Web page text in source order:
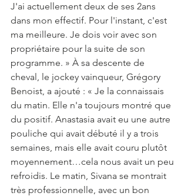
J'ai actuellement deux de ses 2ans
dans mon effectif. Pour l'instant, c'est
ma meilleure. Je dois voir avec son
propriétaire pour la suite de son
programme. » À sa descente de
cheval, le jockey vainqueur, Grégory
Benoist, a ajouté : « Je la connaissais
du matin. Elle n'a toujours montré que
du positif. Anastasia avait eu une autre
pouliche qui avait débuté il y a trois
semaines, mais elle avait couru plutôt
moyennement…cela nous avait un peu
refroidis. Le matin, Sivana se montrait
très professionnelle, avec un bon